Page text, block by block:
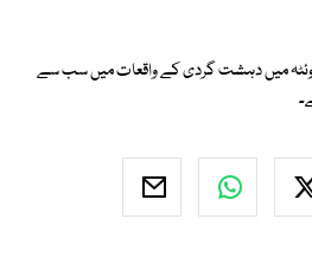
میں دہشت گردی کے واقعات میں سب سے